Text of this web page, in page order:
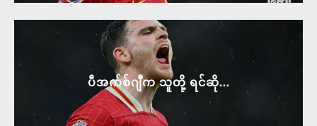
ပီအက်စ်ဂျီက သူတို့ ရင်ဆို...